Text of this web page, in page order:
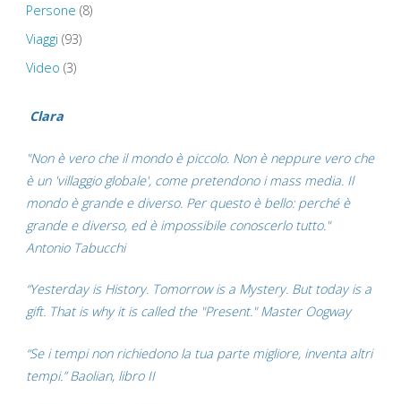
Persone (8)
Viaggi (93)
Video (3)
Clara
"Non è vero che il mondo è piccolo. Non è neppure vero che
è un 'villaggio globale', come pretendono i mass media. Il
mondo è grande e diverso. Per questo è bello: perché è
grande e diverso, ed è impossibile conoscerlo tutto."
Antonio Tabucchi
“Yesterday is History. Tomorrow is a Mystery. But today is a
gift. That is why it is called the "Present." Master Oogway
“Se i tempi non richiedono la tua parte migliore, inventa altri
tempi.” Baolian, libro II